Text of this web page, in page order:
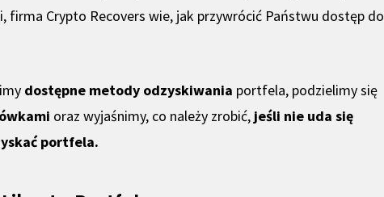
firma Crypto Recovers wie, jak przywrócić Państwu dostęp do
dostępne metody odzyskiwania portfela, podzielimy się
oraz wyjaśnimy, co należy zrobić, jeśli nie uda się
portfela.